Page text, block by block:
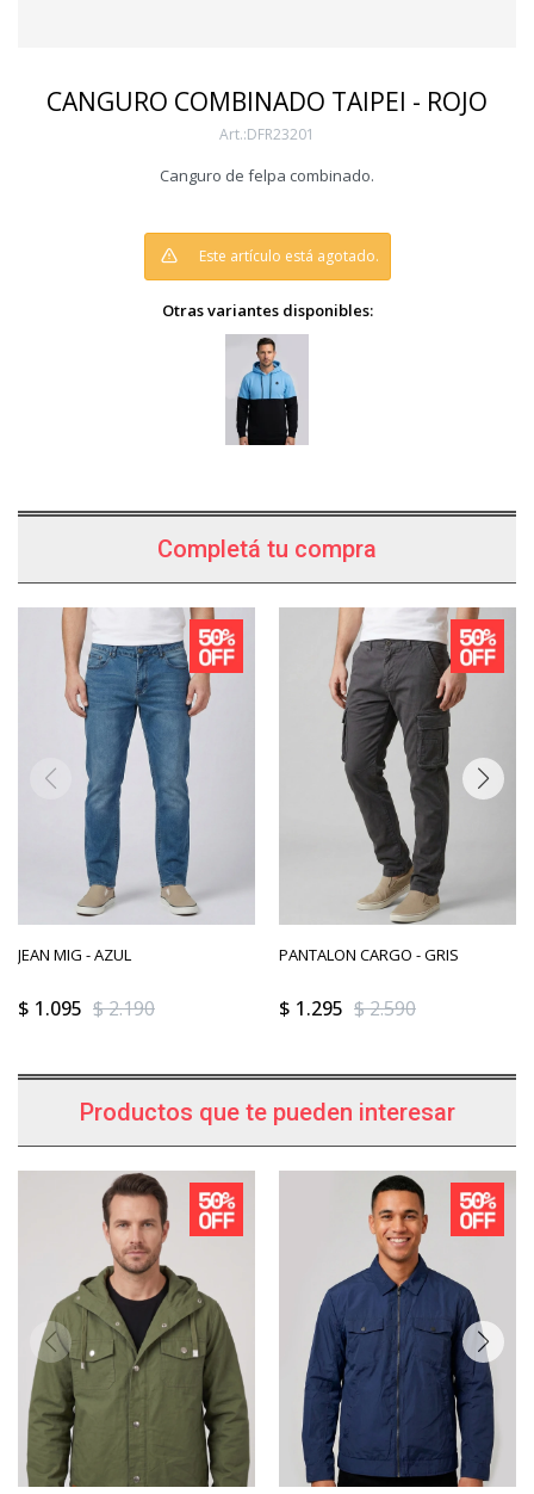
CANGURO COMBINADO TAIPEI - ROJO
DFR23201
Canguro de felpa combinado.
Este artículo está agotado.
Otras variantes disponibles:
Completá tu compra
JEAN MIG - AZUL
$ 1.095 $2.190
PANTALON CARGO - GRIS
$ 1.295 $2.590
Productos que te pueden interesar